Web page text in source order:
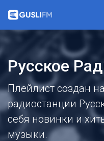
Русское
Плейлист создан
радиостанции
себя новинки и
музыки.